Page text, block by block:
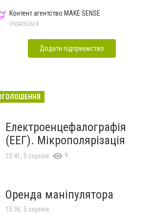
Контент агентство MAKE SENSE
0504262624
Додати підприємство
Електроенцефалографія
(ЕЕГ). Мікрополярізація
10:41, 5 серпня 9
Оренда маніпулятора
10:36, 5 серпня